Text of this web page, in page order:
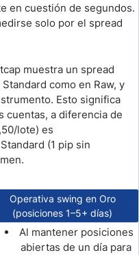
en cuestión de segundos.
solo por el spread
muestra un spread
como en Raw, y
Esto significa
cuentas, a diferencia de
lote) es
(1 pip sin
Operativa swing en Oro
(posiciones 1–5+ días)
Al mantener posiciones
abiertas de un día para